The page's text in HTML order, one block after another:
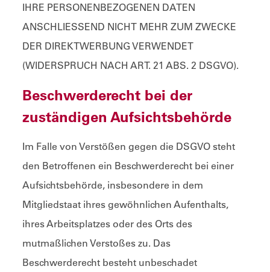
IHRE PERSONENBEZOGENEN DATEN
ANSCHLIESSEND NICHT MEHR ZUM ZWECKE
DER DIREKTWERBUNG VERWENDET
(WIDERSPRUCH NACH ART. 21 ABS. 2 DSGVO).
Beschwerde­recht bei der
zuständigen Aufsichts­behörde
Im Falle von Verstößen gegen die DSGVO steht
den Betroffenen ein Beschwerderecht bei einer
Aufsichtsbehörde, insbesondere in dem
Mitgliedstaat ihres gewöhnlichen Aufenthalts,
ihres Arbeitsplatzes oder des Orts des
mutmaßlichen Verstoßes zu. Das
Beschwerderecht besteht unbeschadet